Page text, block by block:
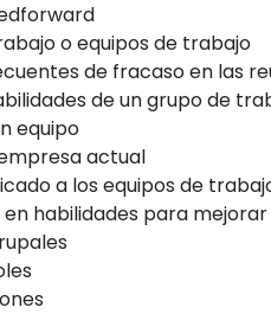
o equipos de trabajo
de fracaso en las
de un grupo de
equipo
actual
a los equipos de
habilidades para